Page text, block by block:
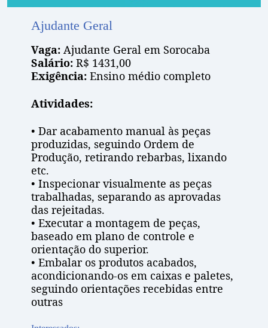
Ajudante Geral
Vaga: Ajudante Geral em Sorocaba
Salário: R$ 1431,00
Exigência: Ensino médio completo
Atividades:
• Dar acabamento manual às peças
produzidas, seguindo Ordem de
Produção, retirando rebarbas, lixando
etc.
• Inspecionar visualmente as peças
trabalhadas, separando as aprovadas
das rejeitadas.
• Executar a montagem de peças,
baseado em plano de controle e
orientação do superior.
• Embalar os produtos acabados,
acondicionando-os em caixas e paletes,
seguindo orientações recebidas entre
outras